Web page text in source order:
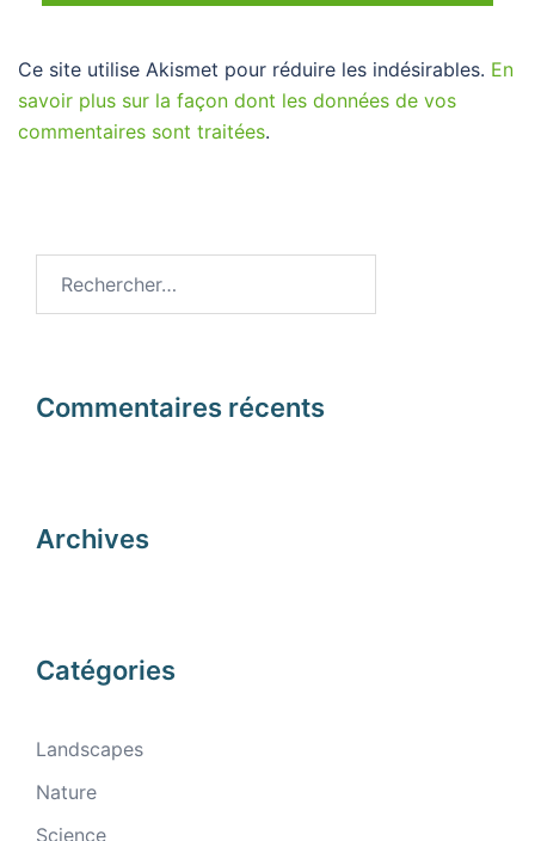
Ce site utilise Akismet pour réduire les indésirables. En
savoir plus sur la façon dont les données de vos
commentaires sont traitées.
Commentaires récents
Archives
Catégories
Landscapes
Nature
Science